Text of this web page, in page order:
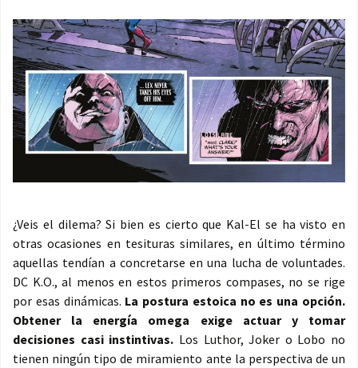
¿Veis el dilema? Si bien es cierto que Kal-El se ha visto en
otras ocasiones en tesituras similares, en último término
aquellas tendían a concretarse en una lucha de voluntades.
DC K.O., al menos en estos primeros compases, no se rige
por esas dinámicas. La postura estoica no es una opción.
Obtener la energía omega exige actuar y tomar
decisiones casi instintivas. Los Luthor, Joker o Lobo no
tienen ningún tipo de miramiento ante la perspectiva de un